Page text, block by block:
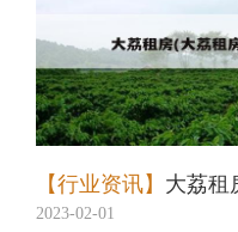
【行业资讯】
2023-02-01